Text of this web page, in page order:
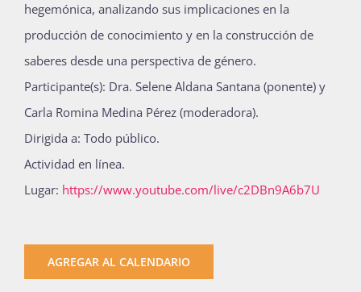
hegemónica, analizando sus implicaciones en la
producción de conocimiento y en la construcción de
saberes desde una perspectiva de género.
Participante(s): Dra. Selene Aldana Santana (ponente) y
Carla Romina Medina Pérez (moderadora).
Dirigida a: Todo público.
Actividad en línea.
Lugar: https://www.youtube.com/live/c2DBn9A6b7U
AGREGAR AL CALENDARIO